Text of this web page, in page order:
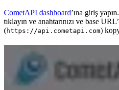
CometAPI dashboard’ına giriş yapın.
tıklayın ve anahtarınızı ve base
(https://api.cometapi.com)